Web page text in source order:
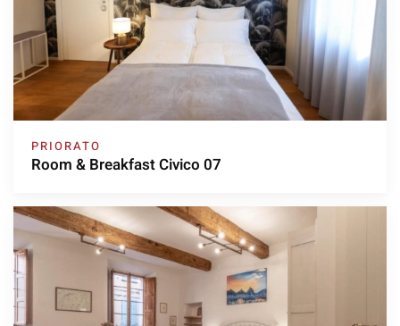
PRIORATO
Room & Breakfast Civico 07